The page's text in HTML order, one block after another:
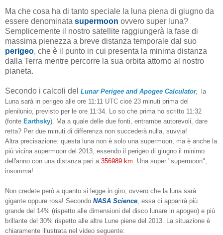
Ma che cosa ha di tanto speciale la luna piena di giugno da
essere denominata supermoon ovvero super luna?
Semplicemente il nostro satellite raggiungerà la fase di
massima pienezza a breve distanza temporale dal suo
perigeo, che è il punto in cui presenta la minima distanza
dalla Terra mentre percorre la sua orbita attorno al nostro
pianeta.
Secondo i calcoli del Lunar Perigee and Apogee Calculator,
la
Luna sarà in perigeo alle ore 11:11 UTC cioè 23 minuti prima del
plenilunio, previsto per le ore 11:34. Lo so che prima ho scritto 11:32
(fonte Earthsky). Ma a quale delle due fonti, entrambe autorevoli, dare
retta? Per due minuti di differenza non succederà nulla, suvvia!
Altra precisazione: questa luna non è solo una supermoon, ma è anche la
più vicina supermoon del 2013, essendo il perigeo di giugno il minimo
dell'anno con una distanza pari a 356989 km . Una super "supermoon",
insomma!
Non credete però a quanto si legge in giro, ovvero che la luna sarà
gigante oppure rosa! Secondo NASA Science , essa ci apparirà più
grande del 14% (rispetto alle dimensioni del disco lunare in apogeo) e più
brillante del 30% rispetto alle altre Lune piene del 2013. La situazione è
chiaramente illustrata nel video seguente: